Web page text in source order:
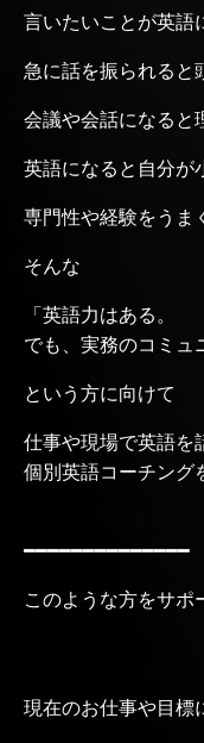
言いたいことが英語
急に話を振られると
会議や会話になると
英語になると自分が
専門性や経験をうま
そんな
「英語力はある。
でも、実務のコミュ
という方に向けて
仕事や現場で英語を
個別英語コーチング
━━━━━━━━━━━━━━
このような方をサポ
現在のお仕事や目標